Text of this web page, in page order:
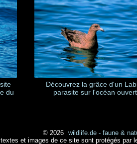
du
Découvrez la grâce d'un
parasite sur l'océan ouvert
© 2026 wildlife.de - faune &
et images de ce site sont protégés par